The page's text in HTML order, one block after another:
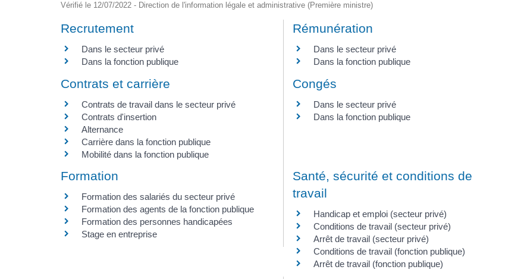
Vérifié le 12/07/2022 - Direction de l'information légale et administrative (Première ministre)
Recrutement
Dans le secteur privé
Dans la fonction publique
Rémunération
Dans le secteur privé
Dans la fonction publique
Contrats et carrière
Contrats de travail dans le secteur privé
Contrats d'insertion
Alternance
Carrière dans la fonction publique
Mobilité dans la fonction publique
Congés
Dans le secteur privé
Dans la fonction publique
Formation
Formation des salariés du secteur privé
Formation des agents de la fonction publique
Formation des personnes handicapées
Stage en entreprise
Santé, sécurité et conditions de
travail
Handicap et emploi (secteur privé)
Conditions de travail (secteur privé)
Arrêt de travail (secteur privé)
Conditions de travail (fonction publique)
Arrêt de travail (fonction publique)